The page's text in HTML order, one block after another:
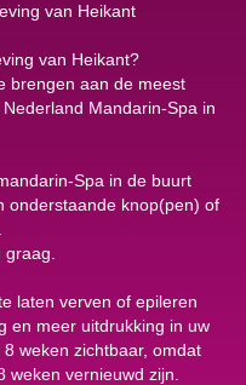
van Heikant
van Heikant?
brengen aan de meest
Mandarin-Spa in
Spa in de buurt
onderstaande knop(pen) of
laten verven of epileren
en meer uitdrukking in uw
weken zichtbaar, omdat
vernieuwd zijn.